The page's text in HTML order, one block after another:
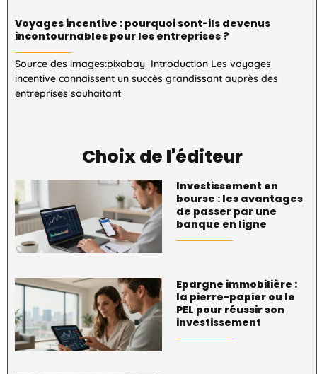
Voyages incentive : pourquoi sont-ils devenus
incontournables pour les entreprises ?
Source des images:pixabay Introduction Les voyages
incentive connaissent un succès grandissant auprès des
entreprises souhaitant
Choix de l'éditeur
Investissement en
bourse : les avantages
de passer par une
banque en ligne
Epargne immobilière :
la pierre-papier ou le
PEL pour réussir son
investissement